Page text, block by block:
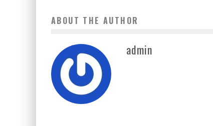
ABOUT THE AUTHOR
admin